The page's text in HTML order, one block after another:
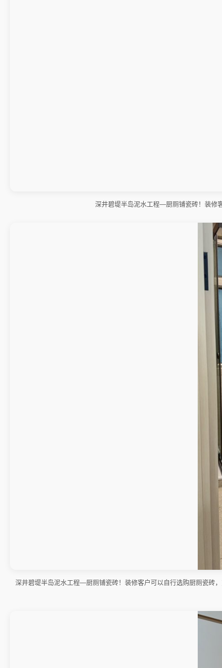
深井碧堤半岛泥水工程—厨厕铺瓷砖！装修
深井碧堤半岛泥水工程—厨厕铺瓷砖！装修客户可以自行选购厨厕瓷砖